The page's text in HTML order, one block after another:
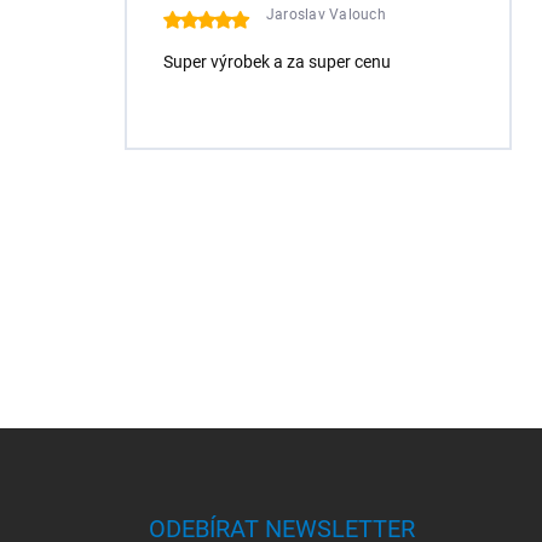
Jaroslav Valouch
Super výrobek a za super cenu
ODEBÍRAT NEWSLETTER